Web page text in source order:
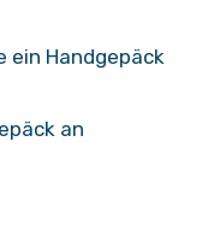
ein Handgepäck
an